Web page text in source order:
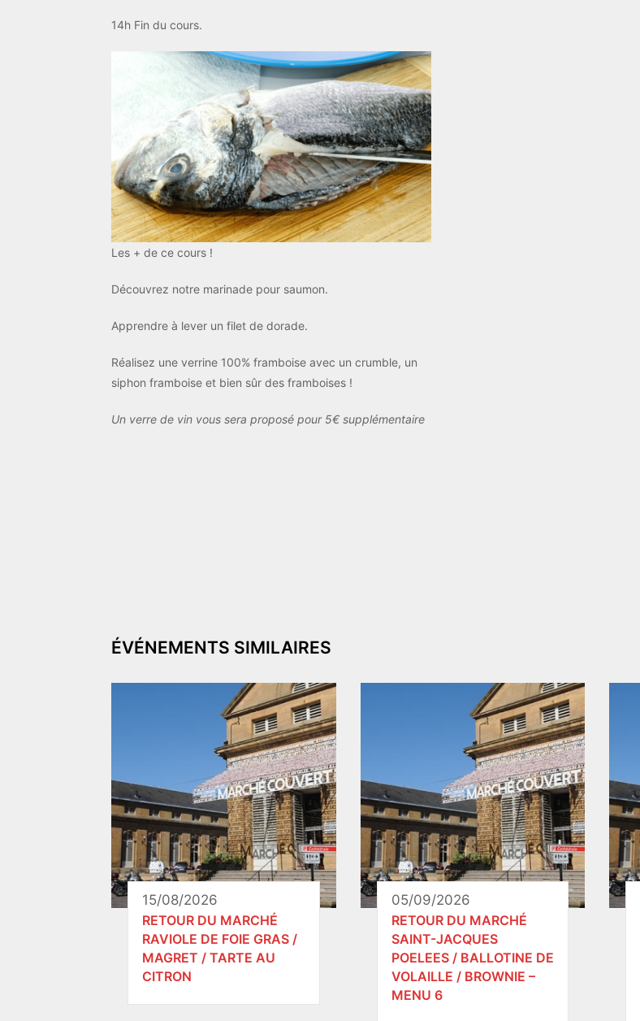
14h Fin du cours.
Les + de ce cours !
Découvrez notre marinade pour saumon.
Apprendre à lever un filet de dorade.
Réalisez une verrine 100% framboise avec un crumble, un
siphon framboise et bien sûr des framboises !
Un verre de vin vous sera proposé pour 5€ supplémentaire
ÉVÉNEMENTS SIMILAIRES
15/08/2026
RETOUR DU MARCHÉ
RAVIOLE DE FOIE GRAS /
MAGRET / TARTE AU
CITRON
05/09/2026
RETOUR DU MARCHÉ
SAINT-JACQUES
POELEES / BALLOTINE DE
VOLAILLE / BROWNIE –
MENU 6